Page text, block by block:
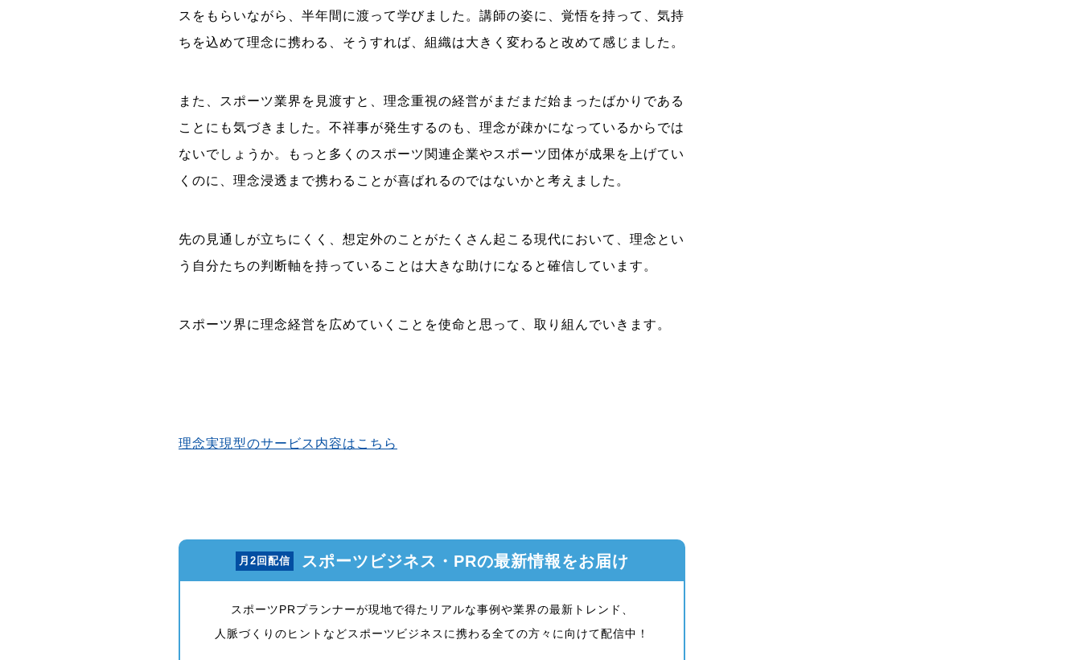
スをもらいながら、半年間に渡って学びました。講師の姿に、覚悟を持って、気持
ちを込めて理念に携わる、そうすれば、組織は大きく変わると改めて感じました。
また、スポーツ業界を見渡すと、理念重視の経営がまだまだ始まったばかりである
ことにも気づきました。不祥事が発生するのも、理念が疎かになっているからでは
ないでしょうか。もっと多くのスポーツ関連企業やスポーツ団体が成果を上げてい
くのに、理念浸透まで携わることが喜ばれるのではないかと考えました。
先の見通しが立ちにくく、想定外のことがたくさん起こる現代において、理念とい
う自分たちの判断軸を持っていることは大きな助けになると確信しています。
スポーツ界に理念経営を広めていくことを使命と思って、取り組んでいきます。
理念実現型のサービス内容はこちら
月2回配信 スポーツビジネス・PRの最新情報をお届け
スポーツPRプランナーが現地で得たリアルな事例や業界の最新トレンド、
人脈づくりのヒントなどスポーツビジネスに携わる全ての方々に向けて配信中！